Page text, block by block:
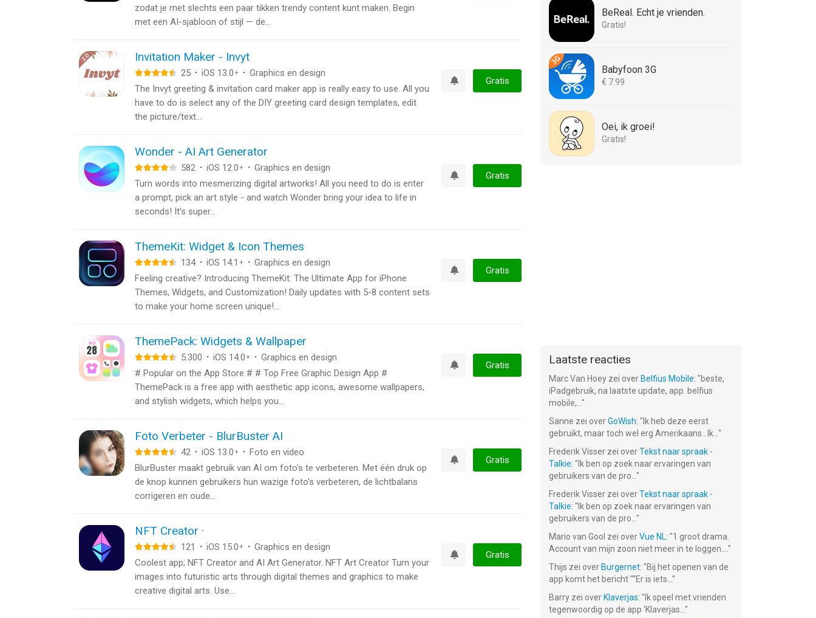
zodat je met slechts een paar tikken trendy content kunt maken. Begin
met een AI-sjabloon of stijl — de...
Invitation Maker - Invyt
25 · iOS 13.0 + · Graphics en design
The Invyt greeting & invitation card maker app is really easy to use. All you
have to do is select any of the DIY greeting card design templates, edit
the picture/text...
Gratis
Wonder - AI Art Generator
582 · iOS 12.0 + · Graphics en design
Turn words into mesmerizing digital artworks! All you need to do is enter
a prompt, pick an art style - and watch Wonder bring your idea to life in
seconds! It’s super...
Gratis
ThemeKit: Widget & Icon Themes
134 · iOS 14.1 + · Graphics en design
Feeling creative? Introducing ThemeKit: The Ultimate App for iPhone
Themes, Widgets, and Customization! Daily updates with 5-8 content sets
to make your home screen unique!...
Gratis
ThemePack: Widgets & Wallpaper
5.300 · iOS 14.0 + · Graphics en design
# Popular on the App Store # # Top Free Graphic Design App #
ThemePack is a free app with aesthetic app icons, awesome wallpapers,
and stylish widgets, which helps you...
Gratis
Foto Verbeter - BlurBuster AI
42 · iOS 13.0 + · Foto en video
BlurBuster maakt gebruik van AI om foto's te verbeteren. Met één druk op
de knop kunnen gebruikers hun wazige foto's verbeteren, de lichtbalans
corrigeren en oude...
Gratis
NFT Creator ·
121 · iOS 15.0 + · Graphics en design
Coolest app; NFT Creator and AI Art Generator. NFT Art Creator Turn your
images into futuristic arts through digital themes and graphics to make
creative digital arts. Use...
Gratis
BeReal. Echt je vrienden.
Gratis!
Babyfoon 3G
€ 7.99
Oei, ik groei!
Gratis!
Laatste reacties
Marc Van Hoey zei over Belfius Mobile: "beste,
iPadgebruik, na laatste update, app. belfius
mobile,... "
Sanne zei overGoWish: " Ik heb deze eerst
gebruikt, maar toch wel erg Amerikaans.. Ik... "
Frederik Visser zei overTekst naar spraak -
Talkie: " Ik ben op zoek naar ervaringen van
gebruikers van de pro... "
Frederik Visser zei overTekst naar spraak -
Talkie: " Ik ben op zoek naar ervaringen van
gebruikers van de pro... "
Mario van Gool zei overVue NL: "1 groot drama.
Account van mijn zoon niet meer in te loggen.... "
Thijs zei over Burgernet: "Bij het openen van de
app komt het bericht ""Er is iets... "
Barry zei over Klaverjas: " Ik speel met vrienden
tegenwoordig op de app ‘Klaverjas... "